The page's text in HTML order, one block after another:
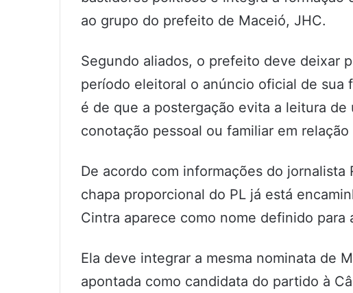
ao grupo do prefeito de Maceió, JHC.
Segundo aliados, o prefeito deve deixar
período eleitoral o anúncio oficial de sua
é de que a postergação evita a leitura
conotação pessoal ou familiar em
De acordo com informações do jornalista
chapa proporcional do PL já está
Cintra aparece como nome definido para
Ela deve integrar a mesma nominata de
apontada como candidata do partido à